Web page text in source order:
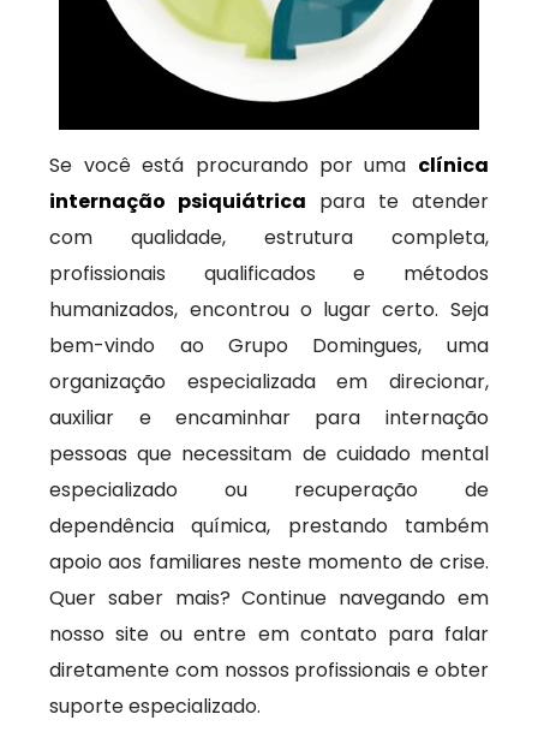
Se você está procurando por uma clínica
internação psiquiátrica para te atender
com qualidade, estrutura completa,
profissionais qualificados e métodos
humanizados, encontrou o lugar certo. Seja
bem-vindo ao Grupo Domingues, uma
organização especializada em direcionar,
auxiliar e encaminhar para internação
pessoas que necessitam de cuidado mental
especializado ou recuperação de
dependência química, prestando também
apoio aos familiares neste momento de crise.
Quer saber mais? Continue navegando em
nosso site ou entre em contato para falar
diretamente com nossos profissionais e obter
suporte especializado.